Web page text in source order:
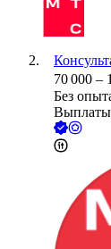
70 000 –
Без